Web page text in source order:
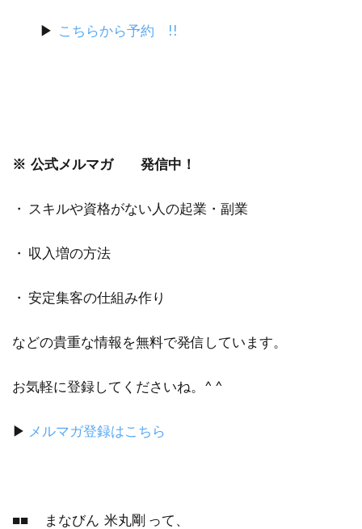
▶︎ こちらから予約 !!
※ 公式メルマガ 発信中！
・ スキルや資格がない人の起業・副業
・ 収入増の方法
・ 安定集客の仕組み作り
などの貴重な情報を無料で発信しています。
お気軽に登録してくださいね。^ ^
▶︎ メルマガ登録はこちら
■■ まなびん 米丸剛 って、